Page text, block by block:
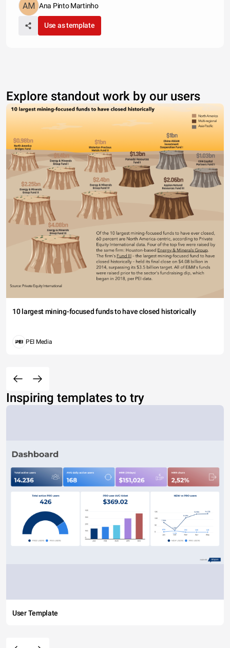
Ana Pinto Martinho
Use as template
Explore standout work by our users
10 largest mining-focused funds to have closed historically
PEI Media
Inspiring templates to try
User Template